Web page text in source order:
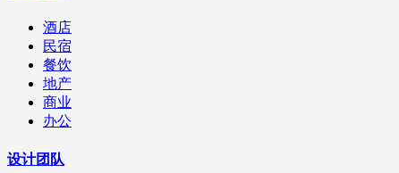
酒店
民宿
餐饮
地产
商业
办公
设计团队